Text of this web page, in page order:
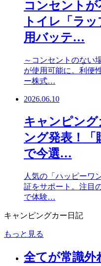
コンセント
トイレ「ラ
用バッテ…
～コンセントのない
が使用可能に。利便
ー株式…
2026.06.10
キャンピン
ング発表！「
で今選…
人気の「ハッピーワ
証をサポート。注目
で体験…
キャンピングカー日記
もっと見る
全てが常識外